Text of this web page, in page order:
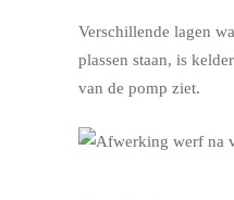
Verschillende lagen
plassen staan, is
van de pomp ziet.